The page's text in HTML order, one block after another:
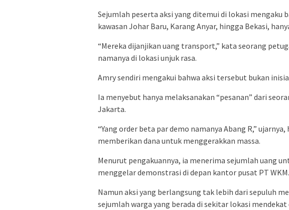
Sejumlah peserta aksi yang ditemui di lokasi mengaku
kawasan Johar Baru, Karang Anyar, hingga Bekasi,
“Mereka dijanjikan uang transport,” kata seorang
namanya di lokasi unjuk rasa.
Amry sendiri mengakui bahwa aksi tersebut bukan
Ia menyebut hanya melaksanakan “pesanan” dari
Jakarta.
“Yang order beta par demo namanya Abang R,”
memberikan dana untuk menggerakkan massa.
Menurut pengakuannya, ia menerima sejumlah uang
menggelar demonstrasi di depan kantor pusat PT WKM.
Namun aksi yang berlangsung tak lebih dari sepuluh
sejumlah warga yang berada di sekitar lokasi